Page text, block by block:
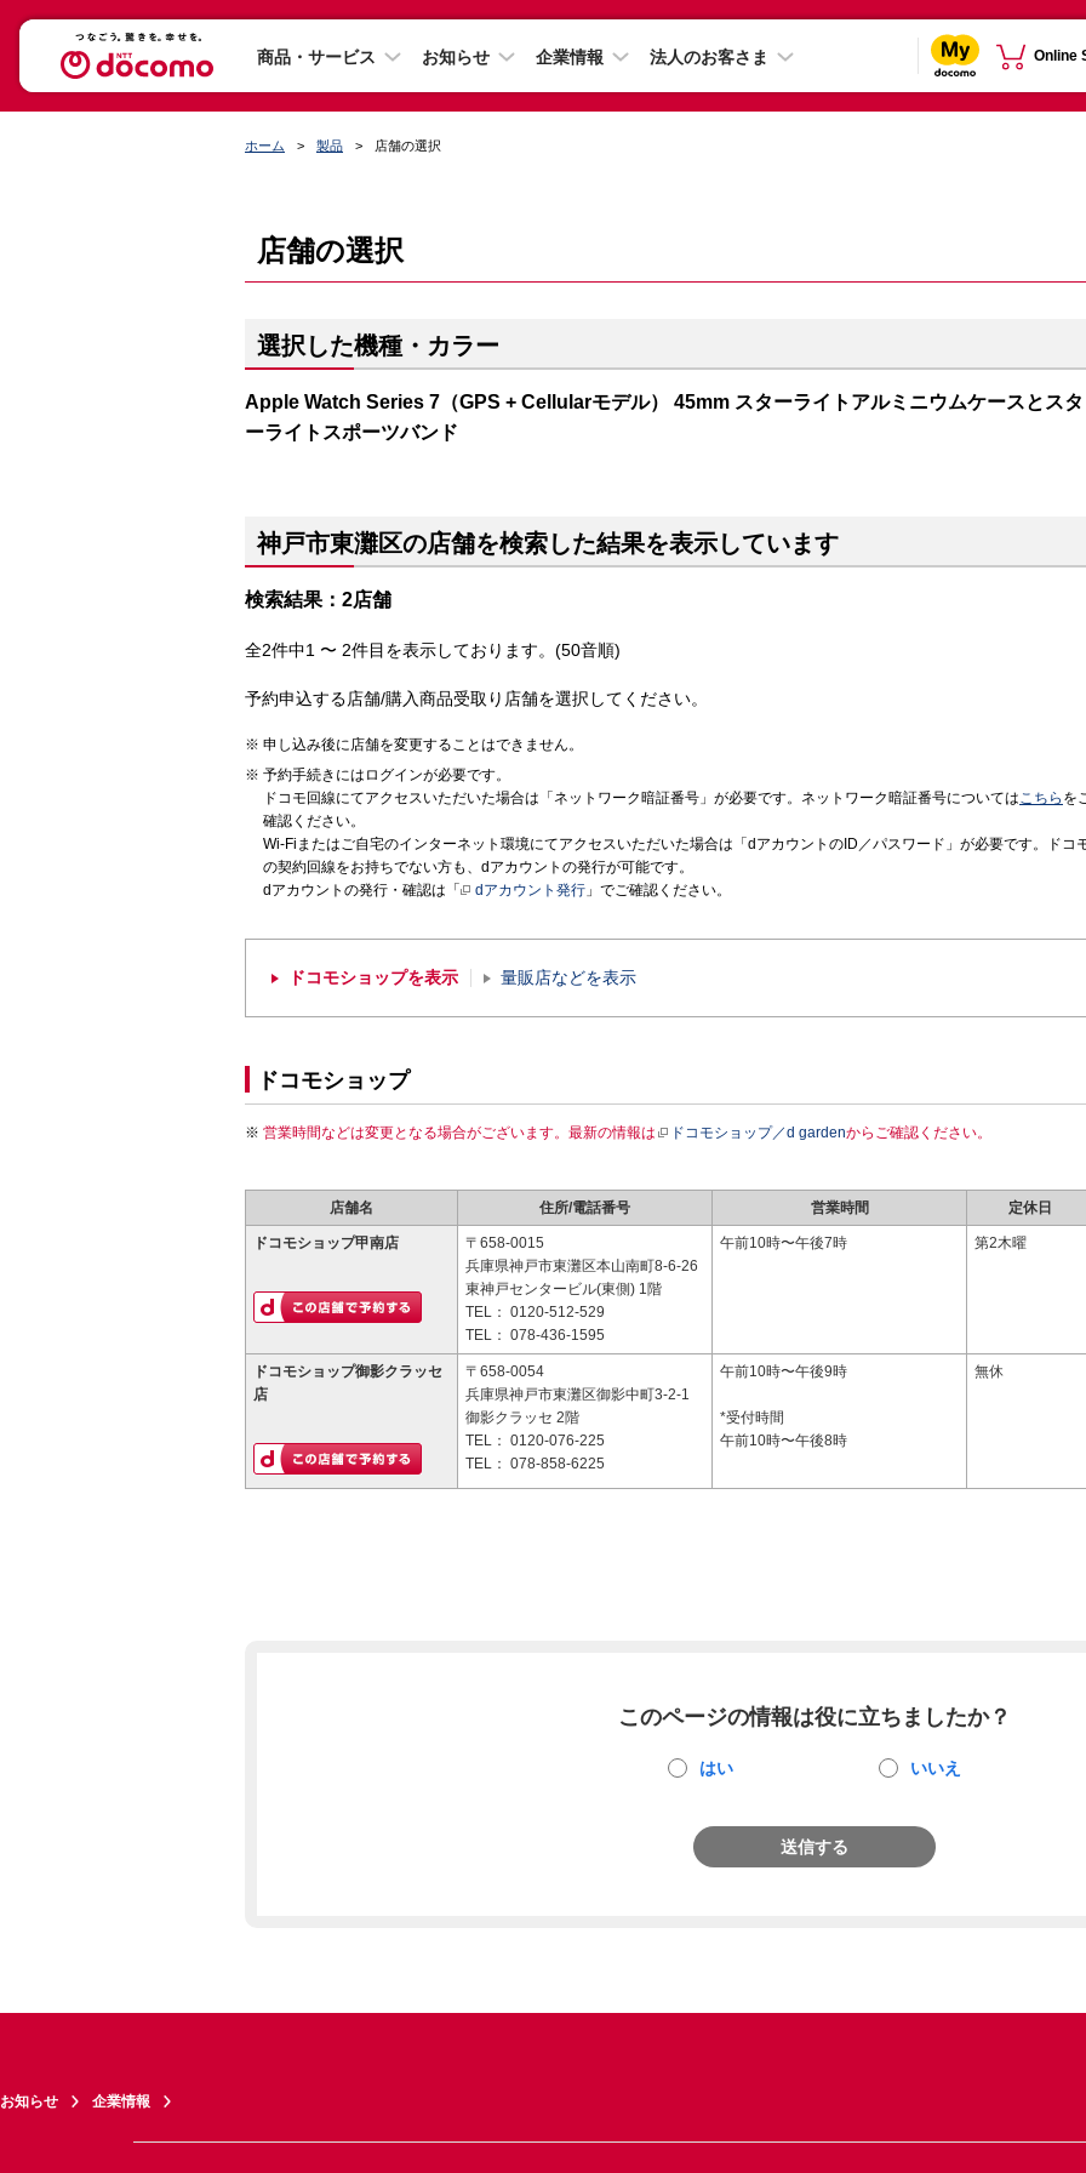
商品・サービス お知らせ 企業情報 法人のお客さま Online
ホーム 製品 店舗の選択
店舗の選択
選択した機種・カラー
Apple Watch Series 7（GPS + Cellularモデル） 45mm スターライトアルミニウムケースとスタ
ーライトスポーツバンド
神戸市東灘区の店舗を検索した結果を表示しています
検索結果：2店舗
全2件中1 〜 2件目を表示しております。(50音順)
予約申込する店舗/購入商品受取り店舗を選択してください。
申し込み後に店舗を変更することはできません。
予約手続きにはログインが必要です。
ドコモ回線にてアクセスいただいた場合は「ネットワーク暗証番号」が必要です。ネットワーク暗証番号についてはこちら を
確認ください。
Wi-Fiまたはご自宅のインターネット環境にてアクセスいただいた場合は「dアカウントのID／パスワード」が必要です。ドコ
の契約回線をお持ちでない方も、dアカウントの発行が可能です。
dアカウントの発行・確認は「
dアカウント発行 」でご確認ください。
ドコモショップを表示 量販店などを表示
ドコモショップ
営業時間などは変更となる場合がございます。最新の情報は ドコモショップ／d gardenからご確認ください。
店舗名 住所/電話番号 営業時間 定休日
ドコモショップ甲南店
〒658-0015
兵庫県神戸市東灘区本山南町8-6-26
東神戸センタービル(東側) 1階
TEL： 0120-512-529
TEL： 078-436-1595
午前10時〜午後7時 第2木曜
ドコモショップ御影クラッセ
店
〒658-0054
兵庫県神戸市東灘区御影中町3-2-1
御影クラッセ 2階
TEL： 0120-076-225
TEL： 078-858-6225
午前10時〜午後9時
*受付時間
午前10時〜午後8時
無休
このページの情報は役に立ちましたか？
はい いいえ
送信する
お知らせ 企業情報